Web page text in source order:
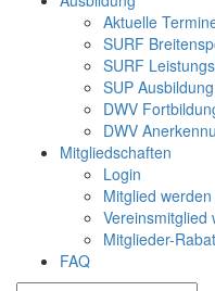
Aktuelle
SURF
SURF
SUP Ausbildung
DWV
DWV
Mitgliedschaften
Login
Mitglied werden
Vereinsmitglied
Mitglieder-
FAQ